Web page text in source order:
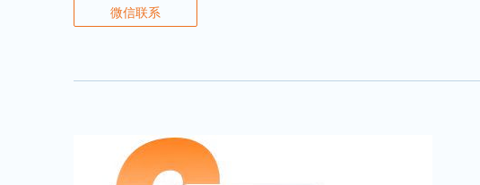
微信联系